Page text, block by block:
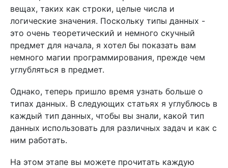
вещах, таких как строки, целые числа и
логические значения. Поскольку типы данных -
это очень теоретический и немного скучный
предмет для начала, я хотел бы показать вам
немного магии программирования, прежде чем
углубляться в предмет.
Однако, теперь пришло время узнать больше о
типах данных. В следующих статьях я углублюсь в
каждый тип данных, чтобы вы знали, какой тип
данных использовать для различных задач и как с
ним работать.
На этом этапе вы можете прочитать каждую